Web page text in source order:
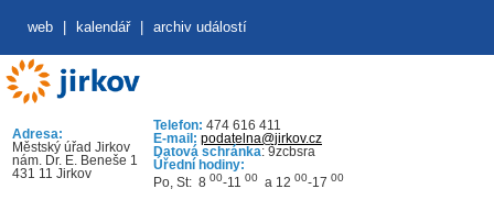
web kalendář archiv událostí
Adresa:
Městský úřad Jirkov
nám. Dr. E. Beneše 1
431 11 Jirkov
Telefon: 474 616 411
E-mail: podatelna@jirkov.cz
Datová schránka: 9zcbsra
Úřední hodiny:
Po, St: 8 00-11 00 a 12 00-17 00